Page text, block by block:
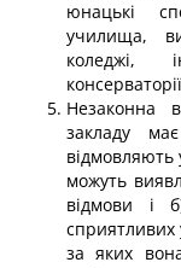
юнацькі
училища,
коледжі,
Незаконна
закладу
відмовляють
можуть
відмови і
сприятливих
за яких